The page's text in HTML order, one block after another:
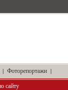
| Фоторепортажи |
сайту